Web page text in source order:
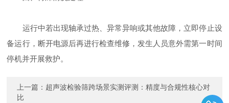
运行中若出现轴承过热、异常异响或其他故障，立即停止设
备运行，断开电源后再进行检查维修，发生人员意外需第一时间
停机并开展救护。
上一篇： 超声波检验筛跨场景实测评测：精度与合规性核心对
比